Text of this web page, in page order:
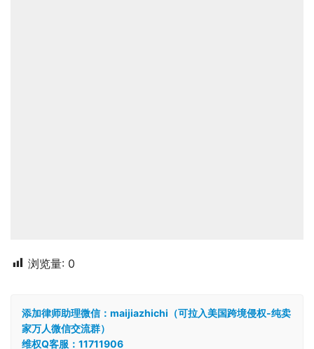
浏览量: 0
添加律师助理微信：maijiazhichi（可拉入美国跨境侵权-纯卖
家万人微信交流群）
维权Q客服：11711906